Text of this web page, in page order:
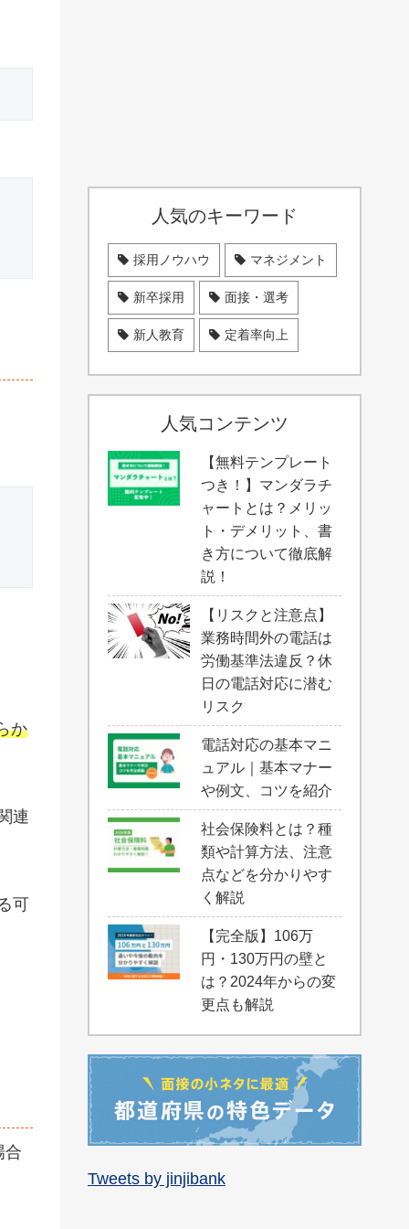
か
連
可
合
人気のキーワード
採用ノウハウ マネジメント
新卒採用 面接・選考
新人教育 定着率向上
人気コンテンツ
【無料テンプレート
つき！】マンダラチ
ャートとは？メリッ
ト・デメリット、書
き方について徹底解
説！
【リスクと注意点】
業務時間外の電話は
労働基準法違反？休
日の電話対応に潜む
リスク
電話対応の基本マニ
ュアル｜基本マナー
や例文、コツを紹介
社会保険料とは？種
類や計算方法、注意
点などを分かりやす
く解説
【完全版】106万
円・130万円の壁と
は？2024年からの変
更点も解説
Tweets by jinjibank